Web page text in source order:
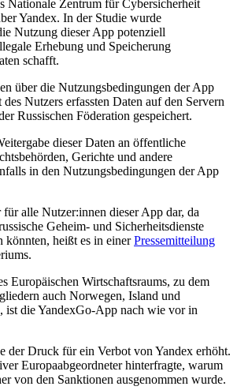
Nationale Zentrum für Cybersicherheit
Yandex. In der Studie wurde
Nutzung dieser App potenziell
Erhebung und Speicherung
schafft.
über die Nutzungsbedingungen der App
Nutzers erfassten Daten auf den Servern
Russischen Föderation gespeichert.
dieser Daten an öffentliche
Gerichte und andere
in den Nutzungsbedingungen der App
alle Nutzer:innen dieser App dar, da
Geheim- und Sicherheitsdienste
könnten, heißt es in einerPressemitteilung
Europäischen Wirtschaftsraums, zu dem
auch Norwegen, Island und
ist die YandexGo-App nach wie vor in
der Druck für ein Verbot von Yandex erhöht.
Europaabgeordneter hinterfragte, warum
von den Sanktionen ausgenommen wurde.